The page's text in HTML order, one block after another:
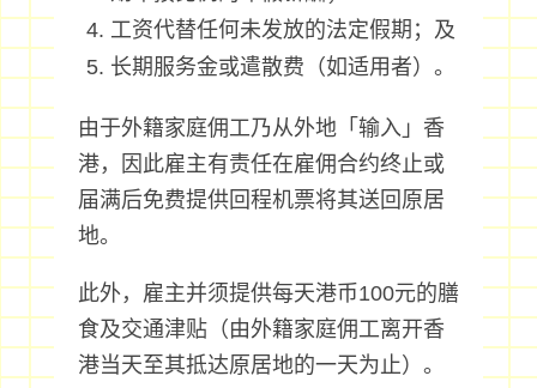
工资代替任何未发放的法定假期；及
长期服务金或遣散费（如适用者）。
由于外籍家庭佣工乃从外地「输入」香
港，因此雇主有责任在雇佣合约终止或
届满后免费提供回程机票将其送回原居
地。
此外，雇主并须提供每天港币100元的膳
食及交通津贴（由外籍家庭佣工离开香
港当天至其抵达原居地的一天为止）。